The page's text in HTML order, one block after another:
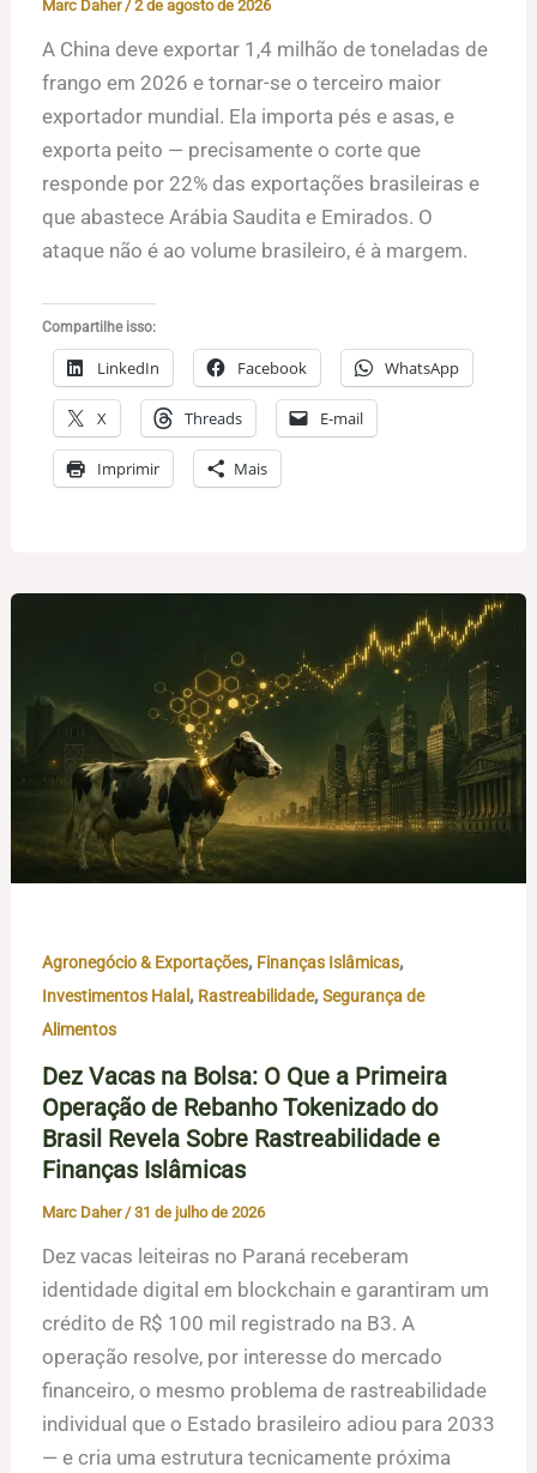
Marc Daher/2 de agosto de 2026
A China deve exportar 1,4 milhão de toneladas de
frango em 2026 e tornar-se o terceiro maior
exportador mundial. Ela importa pés e asas, e
exporta peito — precisamente o corte que
responde por 22% das exportações brasileiras e
que abastece Arábia Saudita e Emirados. O
ataque não é ao volume brasileiro, é à margem.
Compartilhe isso:
LinkedIn Facebook WhatsApp
X Threads E-mail
Imprimir Mais
Agronegócio & Exportações, Finanças Islâmicas,
Investimentos Halal, Rastreabilidade,Segurança de
Alimentos
Dez Vacas na Bolsa: O Que a Primeira
Operação de Rebanho Tokenizado do
Brasil Revela Sobre Rastreabilidade e
Finanças Islâmicas
Marc Daher/31 de julho de 2026
Dez vacas leiteiras no Paraná receberam
identidade digital em blockchain e garantiram um
crédito de R$ 100 mil registrado na B3. A
operação resolve, por interesse do mercado
financeiro, o mesmo problema de rastreabilidade
individual que o Estado brasileiro adiou para 2033
— e cria uma estrutura tecnicamente próxima